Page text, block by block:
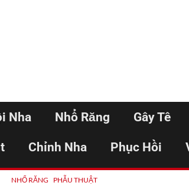
Nha Nhổ Răng Gây Tê
Chỉnh Nha Phục Hồi
NHỔ RĂNG PHẪU THUẬT